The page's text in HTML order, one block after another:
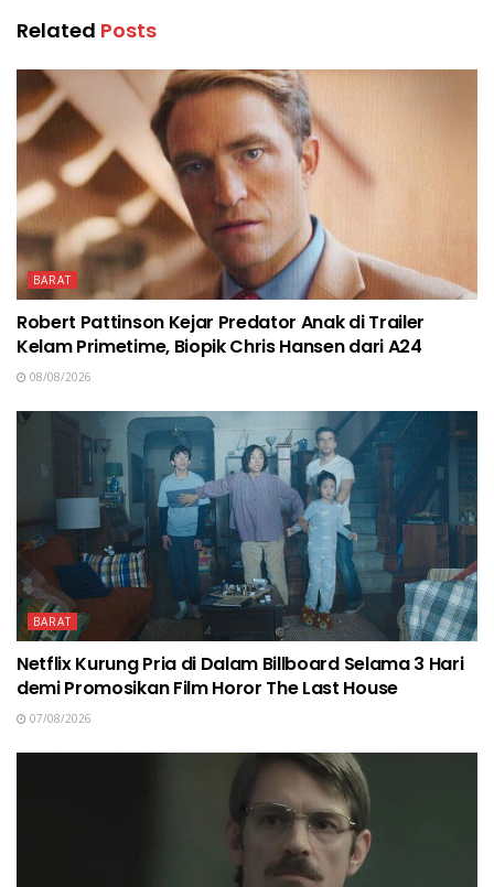
Related Posts
BARAT
Robert Pattinson Kejar Predator Anak di Trailer
Kelam Primetime, Biopik Chris Hansen dari A24
08/08/2026
BARAT
Netflix Kurung Pria di Dalam Billboard Selama 3 Hari
demi Promosikan Film Horor The Last House
07/08/2026